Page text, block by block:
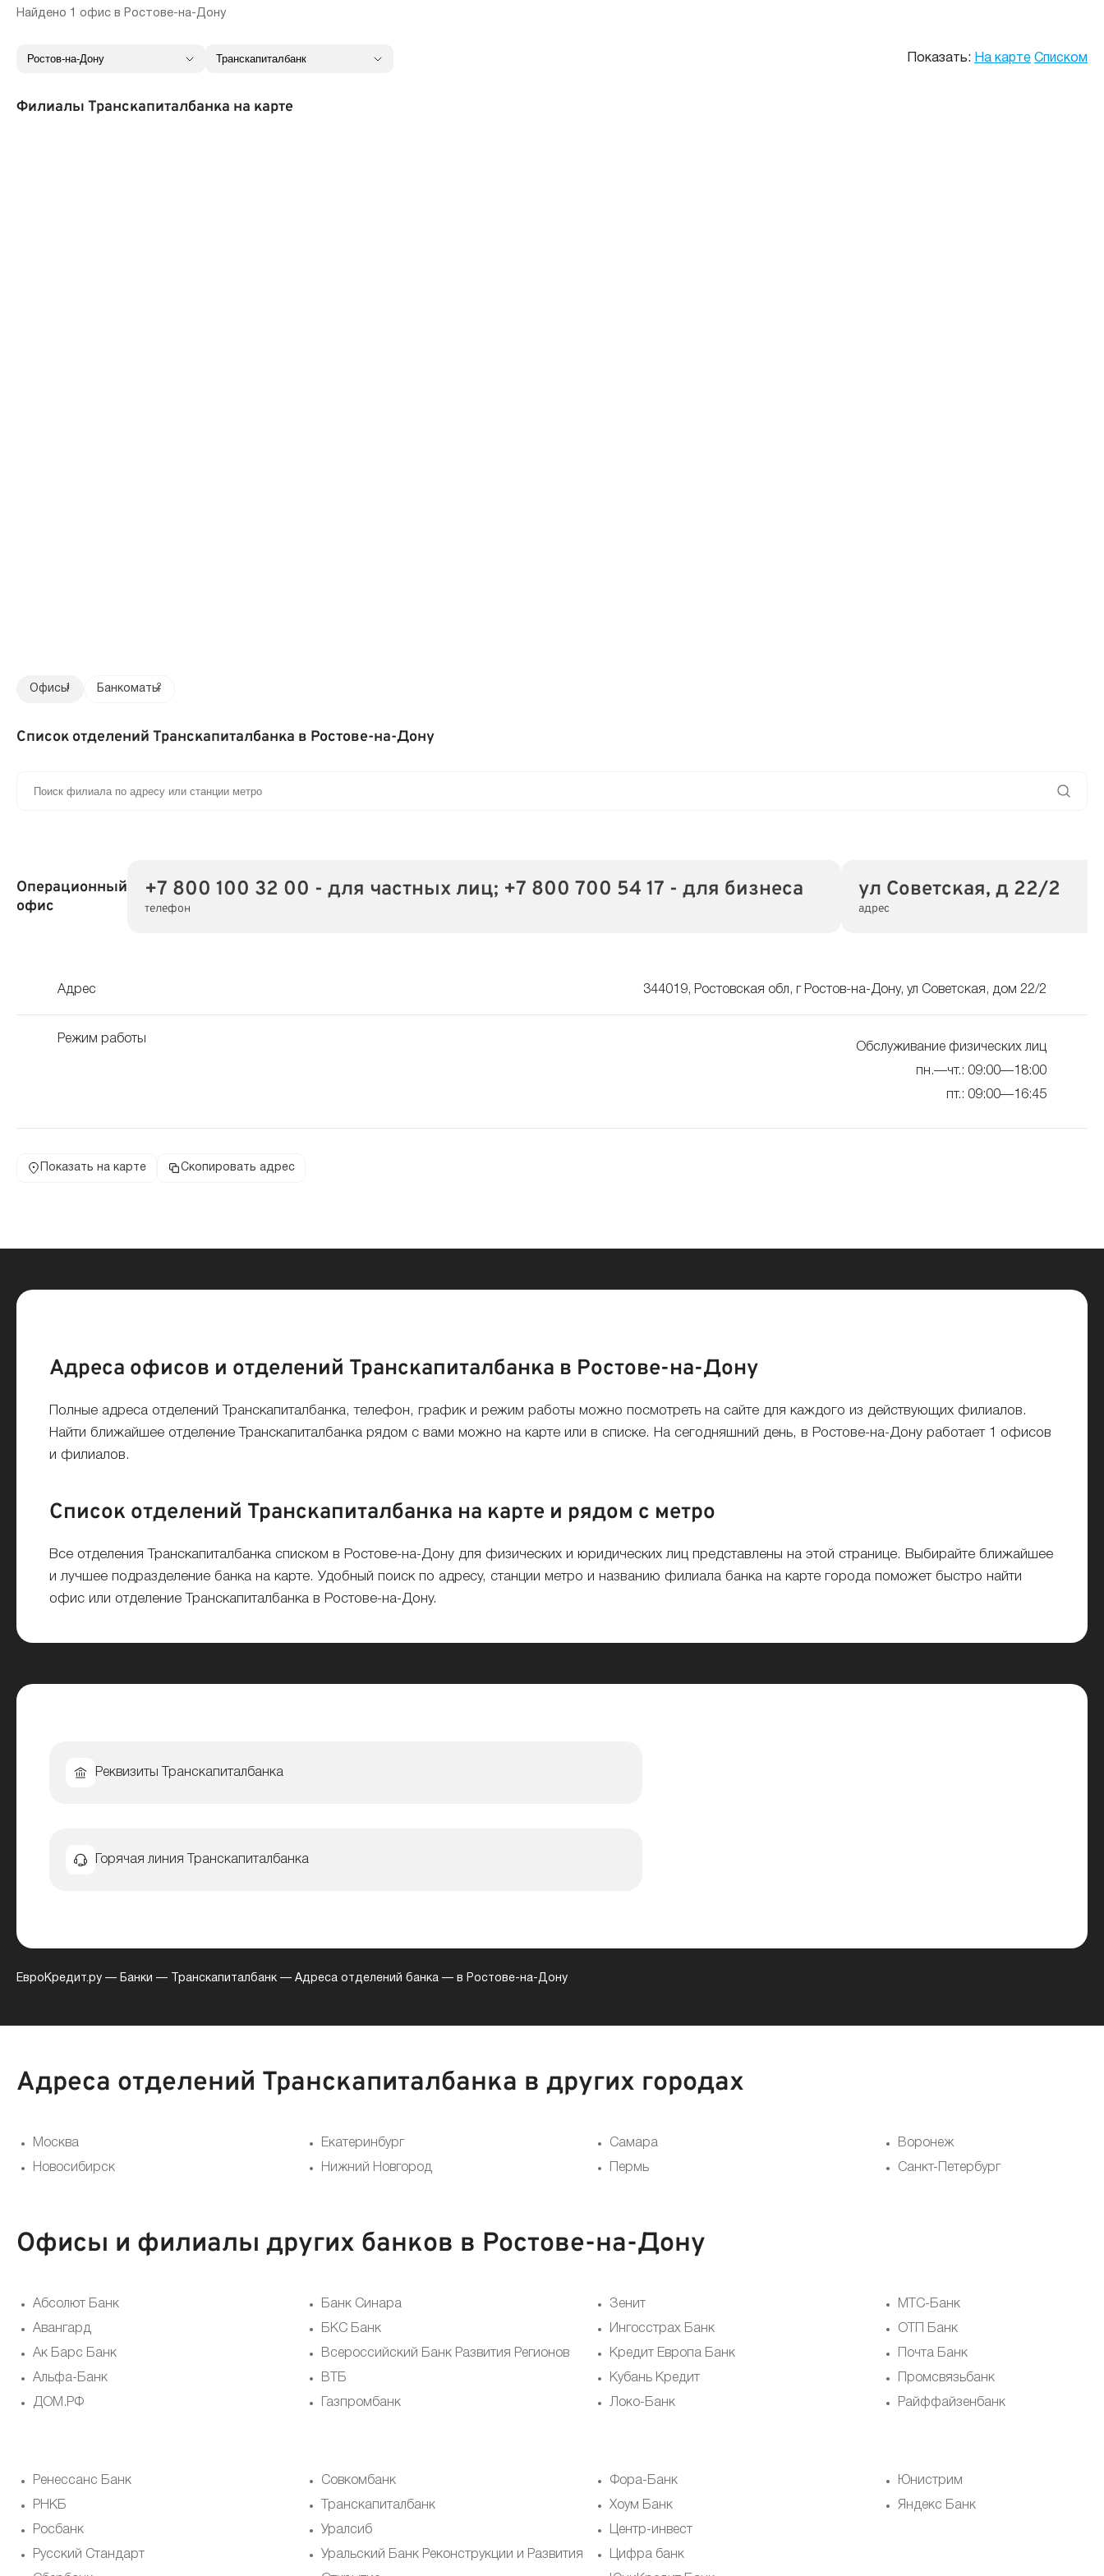
Найдено 1 офис в Ростове-на-Дону
Показать: На карте Списком
Филиалы Транскапиталбанка на карте
Офисы
1 Банкоматы2
Список отделений Транскапиталбанка в Ростове-на-Дону
Операционный
офис
+7 800 100 32 00 - для частных лиц; +7 800 700 54 17 - для бизнеса
телефон
ул Советская, д 22/2
адрес
Адрес 344019, Ростовская обл, г Ростов-на-Дону, ул Советская, дом 22/2
Режим работы
Обслуживание физических лиц
пн.—чт.: 09:00—18:00
пт.: 09:00—16:45
Показать на карте Скопировать адрес
Адреса офисов и отделений Транскапиталбанка в Ростове-на-Дону
Полные адреса отделений Транскапиталбанка, телефон, график и режим работы можно посмотреть на сайте для каждого из действующих филиалов.
Найти ближайшее отделение Транскапиталбанка рядом с вами можно на карте или в списке. На сегодняшний день, в Ростове-на-Дону работает 1 офисов
и филиалов.
Список отделений Транскапиталбанка на карте и рядом с метро
Все отделения Транскапиталбанка списком в Ростове-на-Дону для физических и юридических лиц представлены на этой странице. Выбирайте ближайшее
и лучшее подразделение банка на карте. Удобный поиск по адресу, станции метро и названию филиала банка на карте города поможет быстро найти
офис или отделение Транскапиталбанка в Ростове-на-Дону.
Реквизиты Транскапиталбанка
Горячая линия Транскапиталбанка
ЕвроКредит.ру — Банки — Транскапиталбанк — Адреса отделений банка — в Ростове-на-Дону
Адреса отделений Транскапиталбанка в других городах
Москва
Новосибирск
Екатеринбург
Нижний Новгород
Самара
Пермь
Воронеж
Санкт-Петербург
Офисы и филиалы других банков в Ростове-на-Дону
Абсолют Банк
Авангард
Ак Барс Банк
Альфа-Банк
ДОМ.РФ
Банк Синара
БКС Банк
Всероссийский Банк Развития Регионов
ВТБ
Газпромбанк
Зенит
Ингосстрах Банк
Кредит Европа Банк
Кубань Кредит
Локо-Банк
МТС-Банк
ОТП Банк
Почта Банк
Промсвязьбанк
Райффайзенбанк
Ренессанс Банк
РНКБ
Росбанк
Русский Стандарт
Совкомбанк
Транскапиталбанк
Уралсиб
Уральский Банк Реконструкции и Развития
Фора-Банк
Хоум Банк
Центр-инвест
Цифра банк
Юнистрим
Яндекс Банк